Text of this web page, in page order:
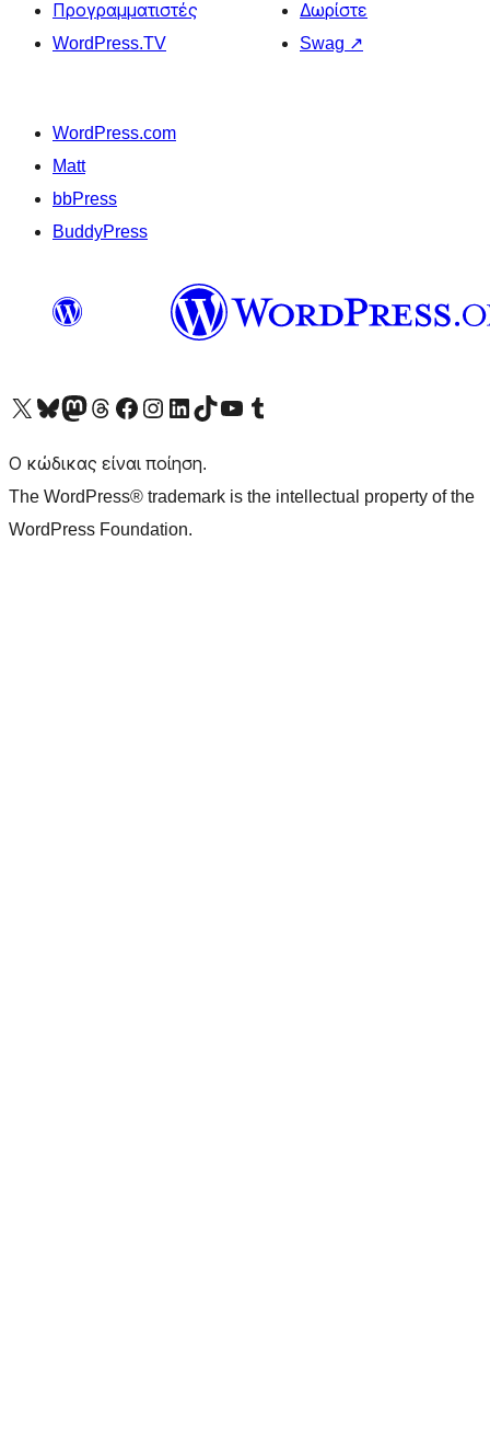
Προγραμματιστές
WordPress.TV
Δωρίστε
Swag ↗
WordPress.com
Matt
bbPress
BuddyPress
Visit our X (formerly Twitter) account
Visit our Bluesky account
Επισκεφθείτε τον λογαριασμό μας στο Mastodon
Visit our Threads account
Επισκεφτείτε τη σελίδα μας στο Facebook
Επισκεφθείτε τον λογαριασμό μας Instagram
Επισκεφθείτε τον λογαριασμό μας LinkedIn
Visit our TikTok account
Visit our YouTube channel
Visit our Tumblr account
Ο κώδικας είναι ποίηση.
The WordPress® trademark is the intellectual property of the
WordPress Foundation.